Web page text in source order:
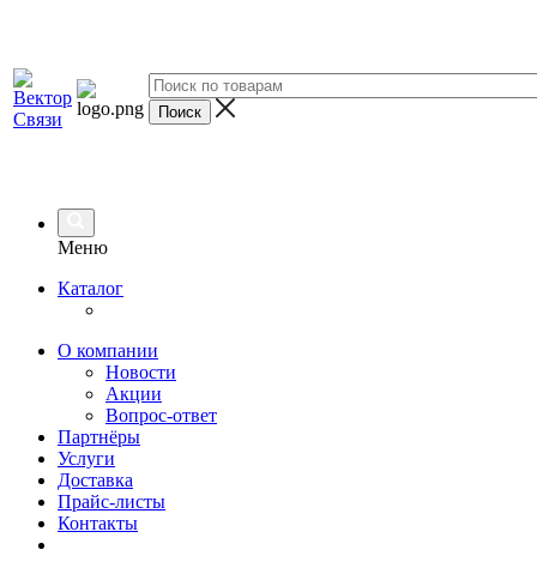
Меню
Каталог
О компании
Новости
Акции
Вопрос-ответ
Партнёры
Услуги
Доставка
Прайс-листы
Контакты